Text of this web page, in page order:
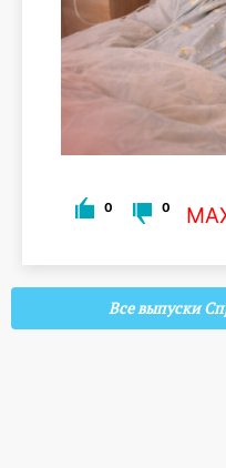
0 0
Все выпуски